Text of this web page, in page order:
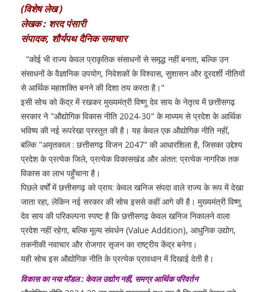
(विशेष लेख )
लेखक : शरद पंसारी
संपादक, शौर्यपथ दैनिक समाचार
"कोई भी राज्य केवल प्राकृतिक संसाधनों से समृद्ध नहीं बनता, बल्कि उन
संसाधनों के वैज्ञानिक उपयोग, निवेशकों के विश्वास, सुशासन और दूरदर्शी नीतियों
से आर्थिक महाशक्ति बनने की दिशा तय करता है।"
इसी सोच को केंद्र में रखकर मुख्यमंत्री विष्णु देव साय के नेतृत्व में छत्तीसगढ़
सरकार ने "औद्योगिक विकास नीति 2024-30" के माध्यम से प्रदेश के आर्थिक
भविष्य की नई रूपरेखा प्रस्तुत की है। यह केवल एक औद्योगिक नीति नहीं,
बल्कि "अमृतकाल : छत्तीसगढ़ विजन 2047" की आधारशिला है, जिसका उद्देश्य
प्रदेश के प्रत्येक जिले, प्रत्येक विकासखंड और अंतत: प्रत्येक नागरिक तक
विकास का लाभ पहुँचाना है।
पिछले वर्षों में छत्तीसगढ़ को प्राय: केवल खनिज संपदा वाले राज्य के रूप में देखा
जाता रहा, लेकिन नई सरकार की सोच इससे कहीं आगे की है। मुख्यमंत्री विष्णु
देव साय की परिकल्पना स्पष्ट है कि छत्तीसगढ़ केवल खनिज निकालने वाला
प्रदेश नहीं रहेगा, बल्कि मूल्य संवर्धन (Value Addition), आधुनिक उद्योग,
तकनीकी नवाचार और रोजगार सृजन का राष्ट्रीय केंद्र बनेगा।
यही सोच इस औद्योगिक नीति के प्रत्येक प्रावधान में दिखाई देती है।
विकास का नया मॉडल : केवल उद्योग नहीं, समग्र आर्थिक परिवर्तन